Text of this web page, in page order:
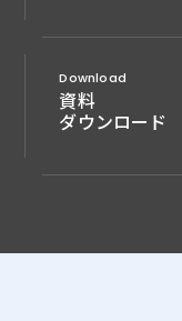
Download
資料
ダウンロード